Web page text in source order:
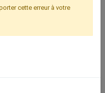
cette erreur à votre